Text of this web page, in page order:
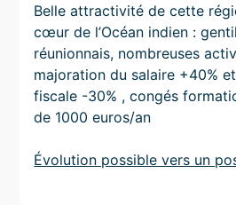
Belle attractivité de cette
cœur de l’Océan indien :
réunionnais, nombreuses
majoration du salaire +40%
fiscale -30% , congés
de 1000 euros/an
Évolution possible vers un